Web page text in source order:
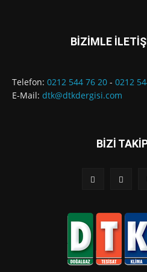
BİZİMLE
Telefon: 0212 544 76 20 - 0212
E-Mail: dtk@dtkdergisi.com
BİZİ